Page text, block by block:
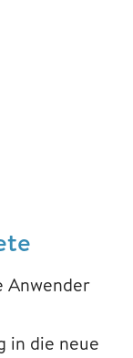
Anwender
in die neue